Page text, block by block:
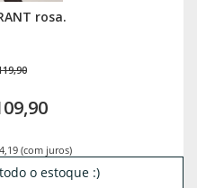
rosa.
(com juros)
o estoque :)